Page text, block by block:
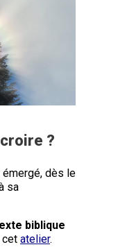
?
dès le
sa
biblique
cet atelier.